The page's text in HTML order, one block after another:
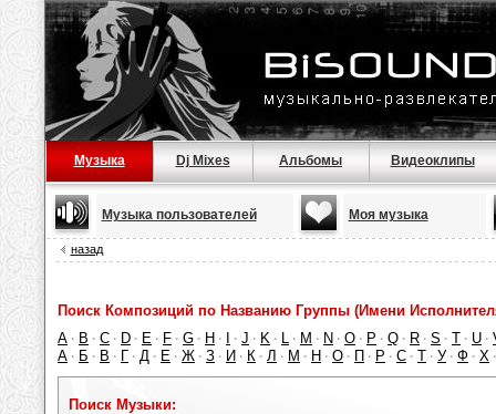
Музыка Dj Mixes Альбомы Видеоклипы
Музыка пользователей Моя музыка
назад
Поиск Композиций по Названию Группы (Имени
A · B · C · D · E · F · G · H · · J · K · L · M · N · O · P · Q · R · S · T · U ·
А · Б · В · Г · Д · Е · Ж · З · И · К · Л · М · Н · О · П · Р · С · Т · У · Ф · Х
Поиск Музыки: